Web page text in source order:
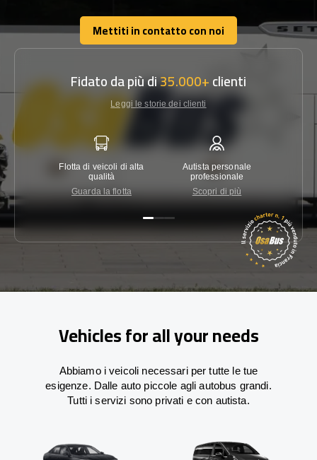
Mettiti in contatto con noi
Mettiti in contatto con noi
Fidato da più di35.000+clienti
Leggi le storie dei clienti
Flotta di veicoli di alta
qualità
Guarda la flotta
Autista personale
professionale
Scopri di più
Vehicles for all your needs
Abbiamo i veicoli necessari per tutte le tue
esigenze. Dalle auto piccole agli autobus grandi.
Tutti i servizi sono privati e con autista.